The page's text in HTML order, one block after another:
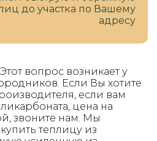
до участка по Вашему
адресу
вопрос возникает у
Если Вы хотите
если вам
цена на
звоните нам. Мы
теплицу из